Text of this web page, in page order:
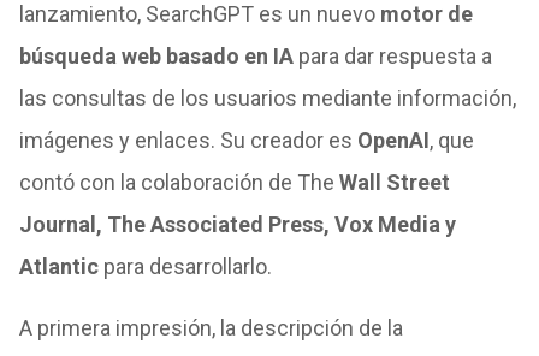
lanzamiento, SearchGPT es un nuevo motor de
búsqueda web basado en IA para dar respuesta a
las consultas de los usuarios mediante información,
imágenes y enlaces. Su creador es OpenAI, que
contó con la colaboración de The Wall Street
Journal, The Associated Press, Vox Media y
Atlanticpara desarrollarlo.
A primera impresión, la descripción de la